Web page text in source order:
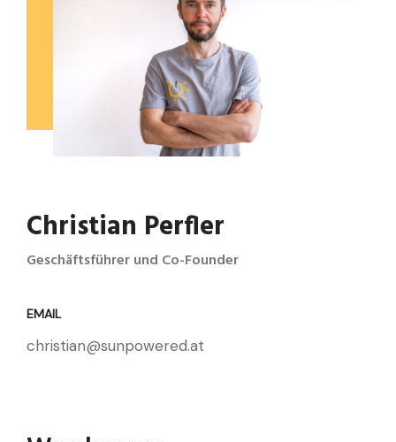
Christian Perfler
Geschäftsführer und Co-Founder
EMAIL
christian@sunpowered.at